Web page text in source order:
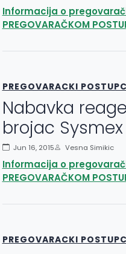
Informacija o
PREGOVARAČKOM
PREGOVARACKI
Nabavka
brojac Sysmex
Jun 16, 2015 Vesna Simikic
Informacija o
PREGOVARAČKOM
PREGOVARACKI